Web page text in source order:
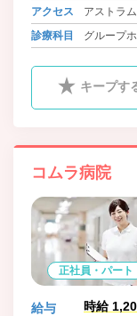
アクセス
アストラ
診療科目
グループ
キープす
コムラ病院
正社員・パート
給与 時給